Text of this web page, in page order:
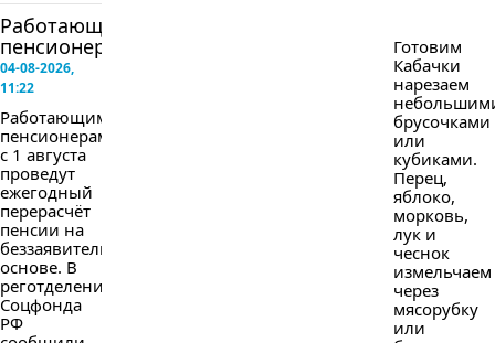
Работающим
пенсионерам...
04-08-2026,
11:22
Работающим
пенсионерам
с 1 августа
проведут
ежегодный
перерасчёт
пенсии на
беззаявительной
основе. В
реготделении
Соцфонда
РФ
Готовим
Кабачки
нарезаем
брусочками
или
кубиками.
Перец,
яблоко,
морковь,
лук и
чеснок
измельчаем
через
мясорубку
или